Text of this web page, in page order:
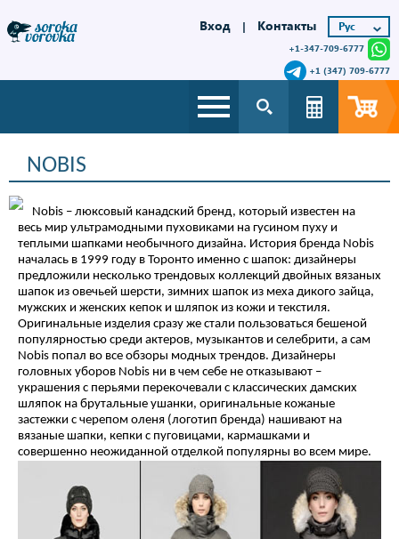
Вход | Контакты
+1-347-709-6777
+1 (347) 709-6777
NOBIS
Nobis – люксовый канадский бренд, который известен на
весь мир ультрамодными пуховиками на гусином пуху и
теплыми шапками необычного дизайна. История бренда Nobis
началась в 1999 году в Торонто именно с шапок: дизайнеры
предложили несколько трендовых коллекций двойных вязаных
шапок из овечьей шерсти, зимних шапок из меха дикого зайца,
мужских и женских кепок и шляпок из кожи и текстиля.
Оригинальные изделия сразу же стали пользоваться бешеной
популярностью среди актеров, музыкантов и селебрити, а сам
Nobis попал во все обзоры модных трендов. Дизайнеры
головных уборов Nobis ни в чем себе не отказывают –
украшения с перьями перекочевали с классических дамских
шляпок на брутальные ушанки, оригинальные кожаные
застежки с черепом оленя (логотип бренда) нашивают на
вязаные шапки, кепки с пуговицами, кармашками и
совершенно неожиданной отделкой популярны во всем мире.